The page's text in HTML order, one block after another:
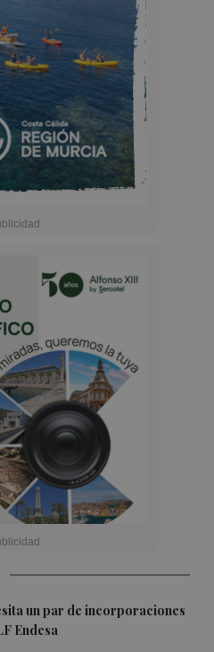
un par de incorporaciones
Endesa